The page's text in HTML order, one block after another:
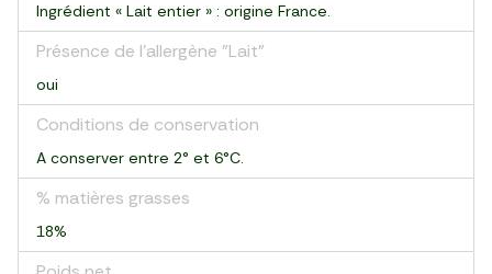
Ingrédient « Lait entier » : origine France.
Présence de l'allergène "Lait"
oui
Conditions de conservation
A conserver entre 2° et 6°C.
% matières grasses
18%